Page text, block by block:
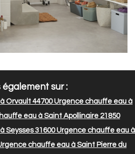
sur :
Orvault 44700Urgence chauffe eau à
eau à Saint Apollinaire 21850
Seysses 31600Urgence chauffe eau à
chauffe eau à Saint Pierre du